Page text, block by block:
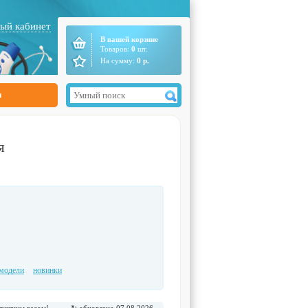
кабинет
В вашей корзине
Товаров: 0 шт.
На сумму: 0 р.
новинки